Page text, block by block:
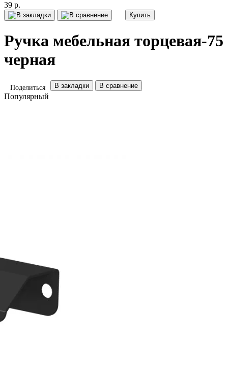
39 р.
Купить
Ручка мебельная торцевая-75
черная
Поделиться В закладки В сравнение
Популярный